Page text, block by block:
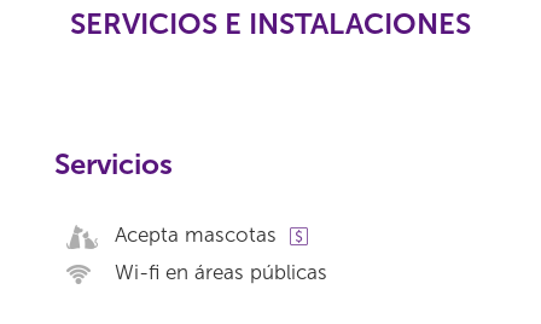
SERVICIOS E INSTALACIONES
Servicios
Acepta mascotas
Wi-fi en áreas públicas